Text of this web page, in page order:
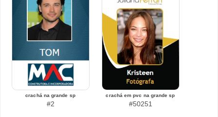
crachá na grande sp
#2
crachá em pvc na grande sp
#50251